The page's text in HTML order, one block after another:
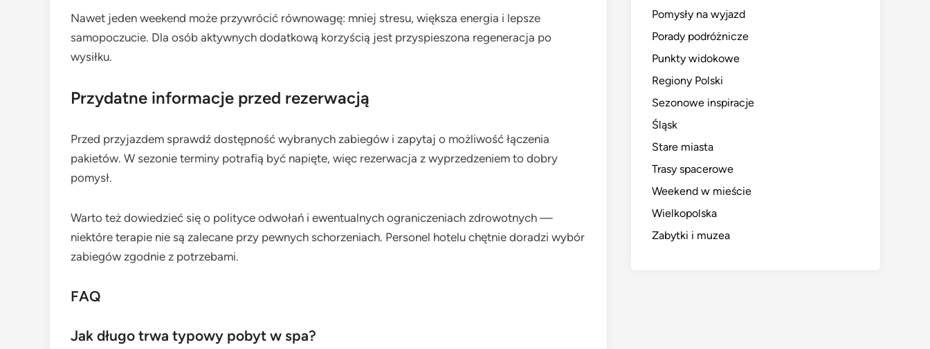
Nawet jeden weekend może przywrócić równowagę: mniej stresu, większa energia i lepsze
samopoczucie. Dla osób aktywnych dodatkową korzyścią jest przyspieszona regeneracja po
wysiłku.
Przydatne informacje przed rezerwacją
Przed przyjazdem sprawdź dostępność wybranych zabiegów i zapytaj o możliwość łączenia
pakietów. W sezonie terminy potrafią być napięte, więc rezerwacja z wyprzedzeniem to dobry
pomysł.
Warto też dowiedzieć się o polityce odwołań i ewentualnych ograniczeniach zdrowotnych —
niektóre terapie nie są zalecane przy pewnych schorzeniach. Personel hotelu chętnie doradzi wybór
zabiegów zgodnie z potrzebami.
FAQ
Jak długo trwa typowy pobyt w spa?
Pomysły na wyjazd
Porady podróżnicze
Punkty widokowe
Regiony Polski
Sezonowe inspiracje
Śląsk
Stare miasta
Trasy spacerowe
Weekend w mieście
Wielkopolska
Zabytki i muzea